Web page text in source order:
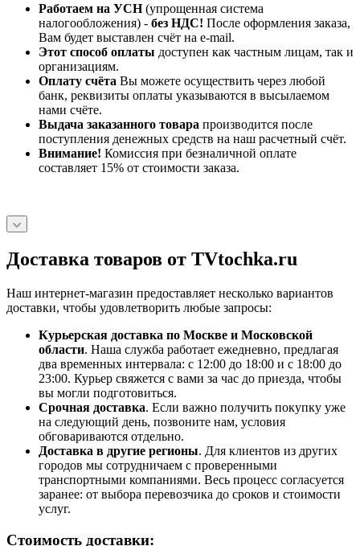
Работаем на УСН(упрощенная система
налогообложения) - без НДС! После оформления заказа,
Вам будет выставлен счёт на e-mail.
Этот способ оплаты доступен как частным лицам, так и
организациям.
Оплату счёта Вы можете осуществить через любой
банк, реквизиты оплаты указываются в высылаемом
нами счёте.
Выдача заказанного товара производится после
поступления денежных средств на наш расчетный счёт.
Внимание! Комиссия при безналичной оплате
составляет 15% от стоимости заказа.
Доставка товаров от TVtochka.ru
Наш интернет-магазин предоставляет несколько вариантов
доставки, чтобы удовлетворить любые запросы:
Курьерская доставка по Москве и Московской
области. Наша служба работает ежедневно, предлагая
два временных интервала: с 12:00 до 18:00 и с 18:00 до
23:00. Курьер свяжется с вами за час до приезда, чтобы
вы могли подготовиться.
Срочная доставка. Если важно получить покупку уже
на следующий день, позвоните нам, условия
обговариваются отдельно.
Доставка в другие регионы. Для клиентов из других
городов мы сотрудничаем с проверенными
транспортными компаниями. Весь процесс согласуется
заранее: от выбора перевозчика до сроков и стоимости
услуг.
Стоимость доставки: